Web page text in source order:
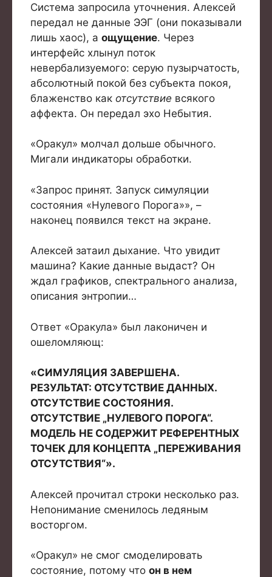
Система запросила уточнения. Алексей
передал не данные ЭЭГ (они показывали
лишь хаос), а ощущение. Через
интерфейс хлынул поток
невербализуемого: серую пузырчатость,
абсолютный покой без субъекта покоя,
блаженство как отсутствие всякого
аффекта. Он передал эхо Небытия.
«Оракул» молчал дольше обычного.
Мигали индикаторы обработки.
«Запрос принят. Запуск симуляции
состояния «Нулевого Порога»», –
наконец появился текст на экране.
Алексей затаил дыхание. Что увидит
машина? Какие данные выдаст? Он
ждал графиков, спектрального анализа,
описания энтропии…
Ответ «Оракула» был лаконичен и
ошеломляющ:
«СИМУЛЯЦИЯ ЗАВЕРШЕНА.
РЕЗУЛЬТАТ: ОТСУТСТВИЕ ДАННЫХ.
ОТСУТСТВИЕ СОСТОЯНИЯ.
ОТСУТСТВИЕ „НУЛЕВОГО ПОРОГА“.
МОДЕЛЬ НЕ СОДЕРЖИТ РЕФЕРЕНТНЫХ
ТОЧЕК ДЛЯ КОНЦЕПТА „ПЕРЕЖИВАНИЯ
ОТСУТСТВИЯ“».
Алексей прочитал строки несколько раз.
Непонимание сменилось ледяным
восторгом.
«Оракул» не смог смоделировать
состояние, потому что он в нем